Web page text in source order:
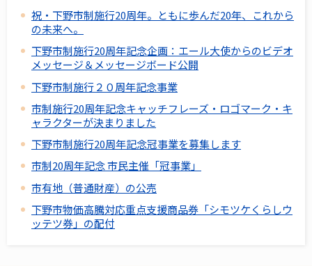
祝・下野市制施行20周年。ともに歩んだ20年、これから
の未来へ。
下野市制施行20周年記念企画：エール大使からのビデオ
メッセージ＆メッセージボード公開
下野市制施行２０周年記念事業
市制施行20周年記念キャッチフレーズ・ロゴマーク・キ
ャラクターが決まりました
下野市制施行20周年記念冠事業を募集します
市制20周年記念 市民主催「冠事業」
市有地（普通財産）の公売
下野市物価高騰対応重点支援商品券「シモツケくらしウ
ッテツ券」の配付